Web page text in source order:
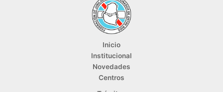
Inicio
Institucional
Novedades
Centros